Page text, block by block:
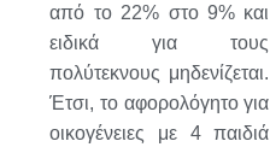
από το 22% στο 9% και
ειδικά για τους
πολύτεκνους μηδενίζεται.
Έτσι, το αφορολόγητο για
οικογένειες με 4 παιδιά